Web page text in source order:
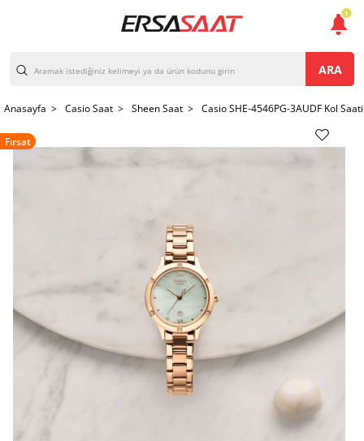
ARA
Anasayfa > Casio Saat > Sheen Saat > Casio SHE-4546PG-3AUDF Kol Saati
Fırsat
1